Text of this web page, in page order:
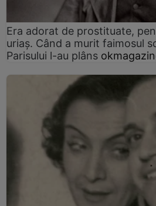
Era adorat de prostituate,
uriaș. Când a murit faimosul
Parisului l-au plâns